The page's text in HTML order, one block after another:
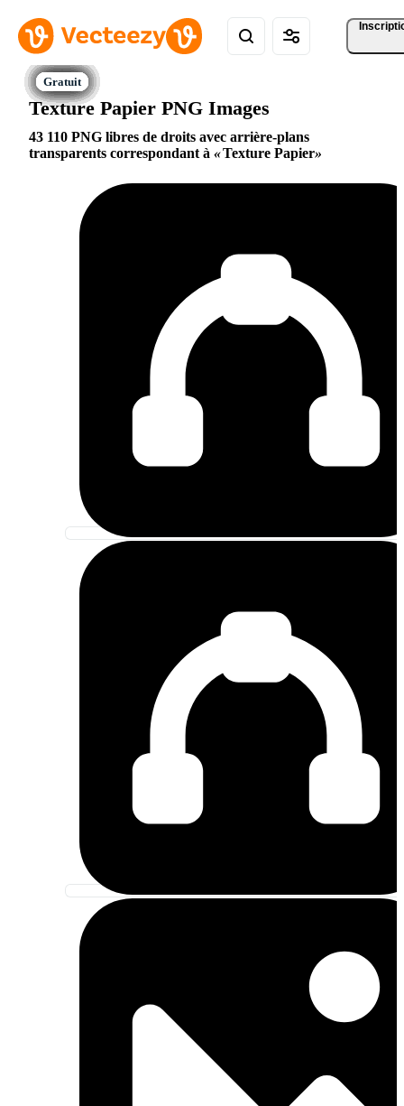
Texture Papier PNG Images
43 110 PNG libres de droits avec arrière-plans
transparents correspondant à
Texture Papier